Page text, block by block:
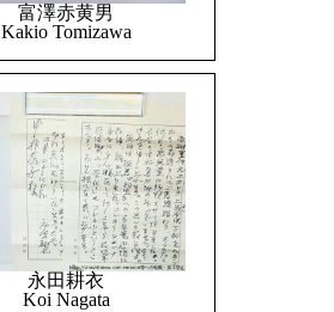
富澤赤黄男
Kakio Tomizawa
永田耕衣
Koi Nagata